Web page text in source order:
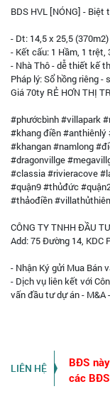
BDS HVL [NÓNG] -
- Dt: 14,5 x 25,5
- Kết cấu: 1 Hầm, 1 trệt,
- Nhà Thô - dễ thiết kế
Pháp lý: Sổ hồng riêng -
Giá 70ty RẺ HƠN THỊ
#phướcbình #villapark
#khang điền #anthiênlý
#khangan #namlong
#dragonvillge
#classia #rivieracove
#quận9 #thủđức
#thảođiền
CÔNG TY TNHH ĐẦU
Add: 75 Đường 14, KDC
- Nhận Ký gửi Mua Bán
- Dịch vụ liên kết với
vấn đầu tư dự án -
LIÊN HỆ
BĐS
các